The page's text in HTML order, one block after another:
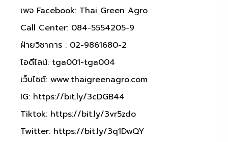
เพจ Facebook: Thai Green Agro
Call Center: 084-5554205-9
ฝ่ายวิชาการ : 02-9861680-2
ไอดีไลน์: tga001-tga004
เว็บไซต์: www.thaigreenagro.com
IG: https://bit.ly/3cDGB44
Tiktok: https://bit.ly/3vr5zdo
Twitter: https://bit.ly/3q1DwQY